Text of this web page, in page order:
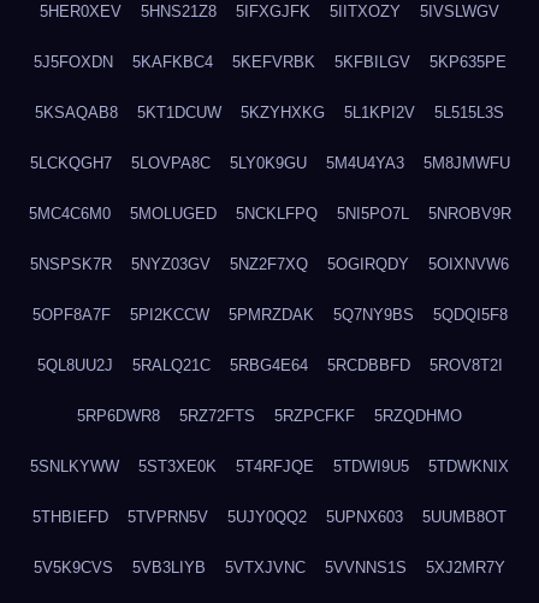
5HER0XEV 5HNS21Z8 5IFXGJFK 5IITXOZY 5IVSLWGV
5J5FOXDN 5KAFKBC4 5KEFVRBK 5KFBILGV 5KP635PE
5KSAQAB8 5KT1DCUW 5KZYHXKG 5L1KPI2V 5L515L3S
5LCKQGH7 5LOVPA8C 5LY0K9GU 5M4U4YA3 5M8JMWFU
5MC4C6M0 5MOLUGED 5NCKLFPQ 5NI5PO7L 5NROBV9R
5NSPSK7R 5NYZ03GV 5NZ2F7XQ 5OGIRQDY 5OIXNVW6
5OPF8A7F 5PI2KCCW 5PMRZDAK 5Q7NY9BS 5QDQI5F8
5QL8UU2J 5RALQ21C 5RBG4E64 5RCDBBFD 5ROV8T2I
5RP6DWR8 5RZ72FTS 5RZPCFKF 5RZQDHMO
5SNLKYWW 5ST3XE0K 5T4RFJQE 5TDWI9U5 5TDWKNIX
5THBIEFD 5TVPRN5V 5UJY0QQ2 5UPNX603 5UUMB8OT
5V5K9CVS 5VB3LIYB 5VTXJVNC 5VVNNS1S 5XJ2MR7Y